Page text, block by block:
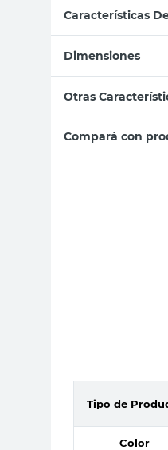
Características
Dimensiones
Otras
Compará con
Tipo de
Color